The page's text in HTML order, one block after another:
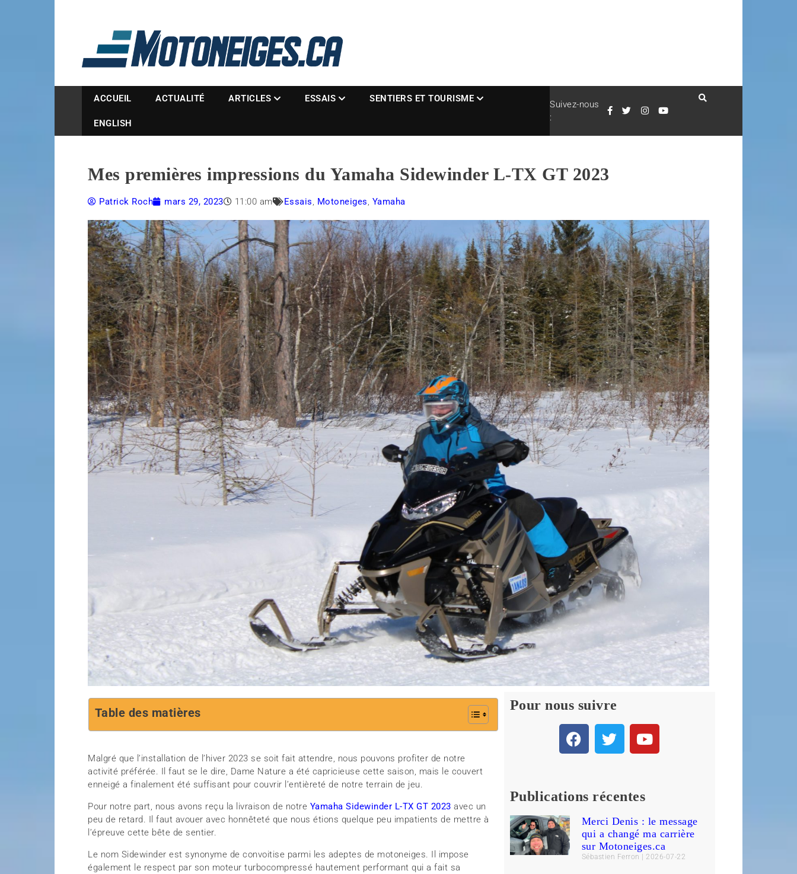
Magazine Motoneiges.ca
ACCUEIL ACTUALITÉ ARTICLES ESSAIS SENTIERS ET TOURISME
ENGLISH
Suivez-nous
:
Mes premières impressions du Yamaha Sidewinder L-TX GT 2023
Patrick Roch mars 29, 2023 11:00 am Essais, Motoneiges, Yamaha
Table des matières
Malgré que l’installation de l’hiver 2023 se soit fait attendre, nous pouvons profiter de notre
activité préférée. Il faut se le dire, Dame Nature a été capricieuse cette saison, mais le couvert
enneigé a finalement été suffisant pour couvrir l’entièreté de notre terrain de jeu.
Pour notre part, nous avons reçu la livraison de notre Yamaha Sidewinder L-TX GT 2023 avec un
peu de retard. Il faut avouer avec honnêteté que nous étions quelque peu impatients de mettre à
l’épreuve cette bête de sentier.
Le nom Sidewinder est synonyme de convoitise parmi les adeptes de motoneiges. Il impose
également le respect par son moteur turbocompressé hautement performant qui a fait sa
Pour nous suivre
Publications récentes
Merci Denis : le message
qui a changé ma carrière
sur Motoneiges.ca
Sébastien Ferron 2026-07-22